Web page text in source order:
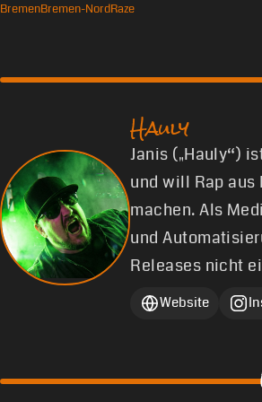
BremenBremen-NordRaze
Hauly
Janis („Hauly“)
und will Rap
machen. Als
und
Releases nicht
Website